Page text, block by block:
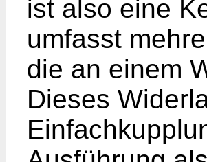
ist also eine
umfasst
die an einem
Dieses